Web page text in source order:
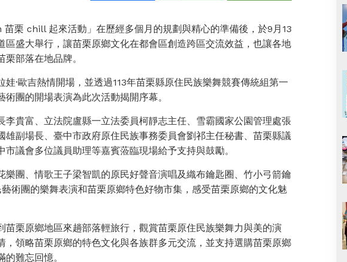
苗栗 chill 起來活動」在歷經多個月的規劃與精心的準備後，於9月13
區盛大舉行，讓苗栗原鄉文化在都會區創造跨區交流效益，也讓各地
部落在地品牌。
·歐吉熱情開場，並透過113年苗栗縣原住民族樂舞競賽傳統組第一
團的開場表演為此次活動揭開序幕。
李貴富、立法院盧縣一立法委員柯靜志主任、雪霸國家公園管理處張
雄副場長、臺中市政府原住民族事務委員會劉祁主任秘書、苗栗縣議
議會多位議員助理等嘉賓蒞臨現場給予支持與鼓勵。
樂團、情歌王子梁智凱的原民好聲音演唱及織布鑰匙圈、竹小弓箭鑰
術團的樂舞表演和苗栗原鄉特色好物市集，感受苗栗原鄉的文化魅
苗栗原鄉地區來趟部落輕旅行，觀賞苗栗原住民族樂舞力與美的演
，領略苗栗原鄉的特色文化與各族群多元交流，並支持選購苗栗原鄉
難忘回憶。